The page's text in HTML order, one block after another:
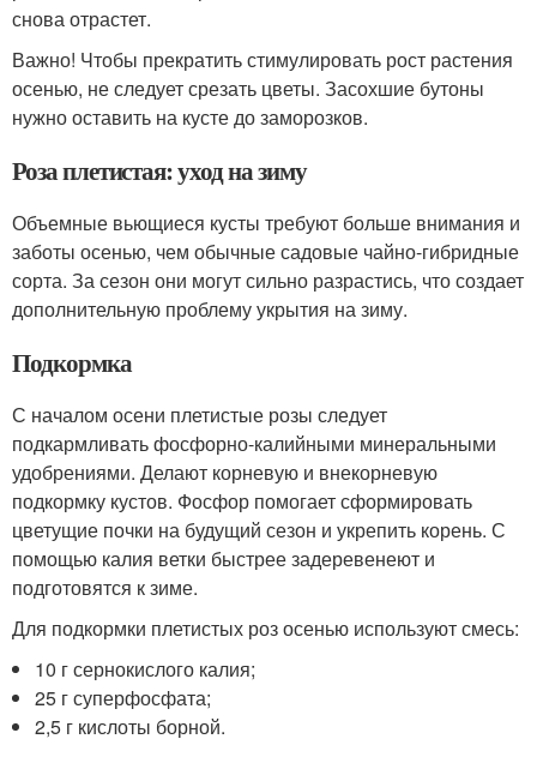
снова отрастет.
Важно! Чтобы прекратить стимулировать рост растения
осенью, не следует срезать цветы. Засохшие бутоны
нужно оставить на кусте до заморозков.
Роза плетистая: уход на зиму
Объемные вьющиеся кусты требуют больше внимания и
заботы осенью, чем обычные садовые чайно-гибридные
сорта. За сезон они могут сильно разрастись, что создает
дополнительную проблему укрытия на зиму.
Подкормка
С началом осени плетистые розы следует
подкармливать фосфорно-калийными минеральными
удобрениями. Делают корневую и внекорневую
подкормку кустов. Фосфор помогает сформировать
цветущие почки на будущий сезон и укрепить корень. С
помощью калия ветки быстрее задеревенеют и
подготовятся к зиме.
Для подкормки плетистых роз осенью используют смесь:
10 г сернокислого калия;
25 г суперфосфата;
2,5 г кислоты борной.